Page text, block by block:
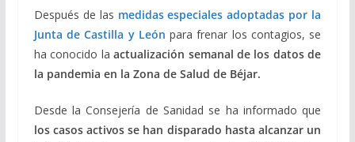
Después de las medidas especiales adoptadas por la
Junta de Castilla y León para frenar los contagios, se
ha conocido laactualización semanal de los datos de
la pandemia en la Zona de Salud de Béjar.
Desde la Consejería de Sanidad se ha informado que
los casos activos se han disparado hasta alcanzar un